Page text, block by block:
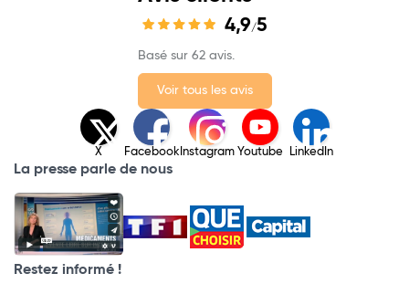
4,9/5
Basé sur 62 avis.
Voir tous les avis
X Facebook Instagram Youtube LinkedIn
La presse parle de nous
Restez informé !